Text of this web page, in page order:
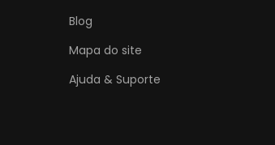
Blog
Mapa do site
Ajuda & Suporte